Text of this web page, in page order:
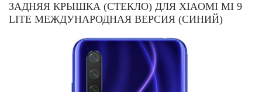
ЗАДНЯЯ КРЫШКА (СТЕКЛО) ДЛЯ XIAOMI MI 9
LITE МЕЖДУНАРОДНАЯ ВЕРСИЯ (СИНИЙ)